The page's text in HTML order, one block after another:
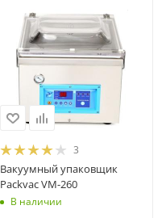
3
Вакуумный упаковщик
Packvac VM-260
В наличии